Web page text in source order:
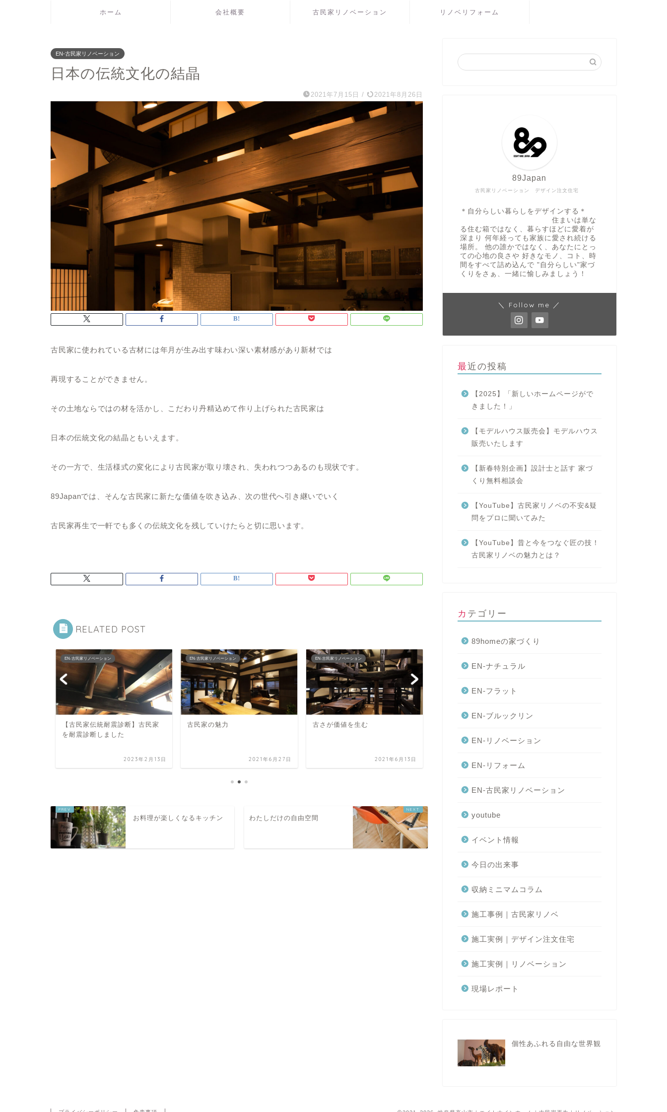
ホーム 会社概要 古民家リノベーション リノベリフォーム
EN-古民家リノベーション
日本の伝統文化の結晶
2021年7月15日 / 2021年8月26日
古民家に使われている古材には年月が生み出す味わい深い素材感があり新材では
再現することができません。
その土地ならではの材を活かし、こだわり丹精込めて作り上げられた古民家は
日本の伝統文化の結晶ともいえます。
その一方で、生活様式の変化により古民家が取り壊され、失われつつあるのも現状です。
89Japanでは、そんな古民家に新たな価値を吹き込み、次の世代へ引き継いでいく
古民家再生で一軒でも多くの伝統文化を残していけたらと切に思います。
RELATED POST
EN-古民家リノベーション
【古民家伝統耐震診断】古民家
を耐震診断しました
2023年2月13日
EN-古民家リノベーション
古民家の魅力
2021年6月27日
EN-古民家リノベーション
古さが価値を生む
2021年6月13日
お料理が楽しくなるキッチン わたしだけの自由空間
古民家リノベーション デザイン注文住宅
89Japan
＊自分らしい暮らしをデザインする＊
住まいは単な
る住む箱ではなく、暮らすほどに愛着が
深まり 何年経っても家族に愛され続ける
場所。 他の誰かではなく、あなたにとっ
ての心地の良さや 好きなモノ、コト、時
間をすべて詰め込んで "自分らしい"家づ
くりをさぁ、一緒に愉しみましょう！
＼ Follow me ／
最近の投稿
【2025】「新しいホームページがで
きました！」
【モデルハウス販売会】モデルハウス
販売いたします
【新春特別企画】設計士と話す 家づ
くり無料相談会
【YouTube】古民家リノベの不安&疑
問をプロに聞いてみた
【YouTube】昔と今をつなぐ匠の技！
古民家リノベの魅力とは？
カテゴリー
89homeの家づくり
EN-ナチュラル
EN-フラット
EN-ブルックリン
EN-リノベーション
EN-リフォーム
EN-古民家リノベーション
youtube
イベント情報
今日の出来事
収納ミニマムコラム
施工事例｜古民家リノベ
施工実例｜デザイン注文住宅
施工実例｜リノベーション
現場レポート
個性あふれる自由な世界観